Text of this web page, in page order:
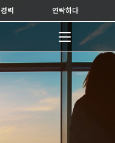
경력 연락하다